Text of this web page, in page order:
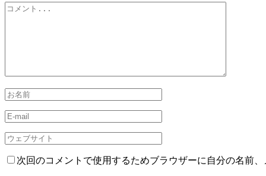
次回のコメントで使用するためブラウザーに自分の名前